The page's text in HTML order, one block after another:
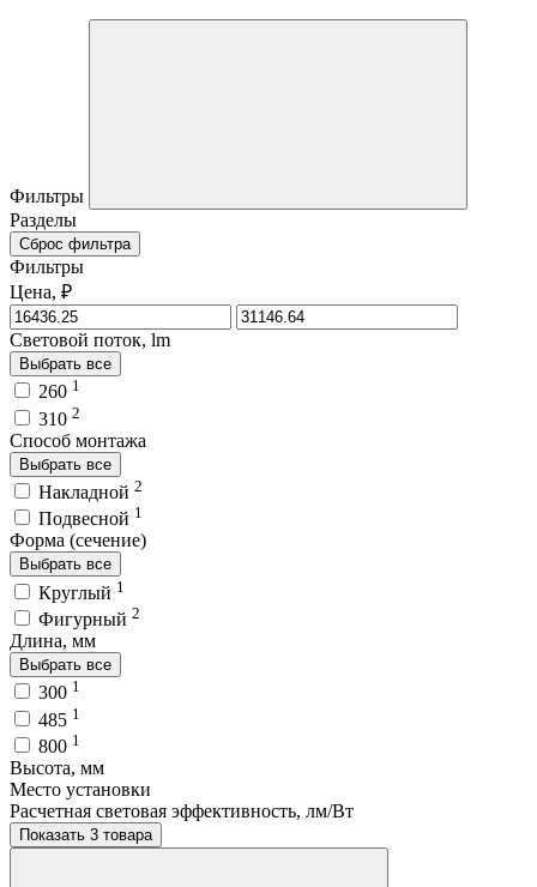
Фильтры
Разделы
Сброс фильтра
Фильтры
Цена, ₽
Световой поток, lm
Выбрать все
260 1
310 2
Способ монтажа
Выбрать все
Накладной 2
Подвесной 1
Форма (сечение)
Выбрать все
Круглый 1
Фигурный 2
Длина, мм
Выбрать все
300 1
485 1
800 1
Высота, мм
Место установки
Расчетная световая эффективность, лм/Вт
Показать 3 товара